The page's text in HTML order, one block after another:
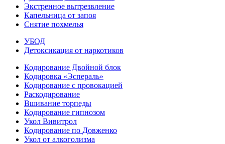
Экстренное вытрезвление
Капельница от запоя
Снятие похмелья
УБОД
Детоксикация от наркотиков
Кодирование Двойной блок
Кодировка «Эспераль»
Кодирование с провокацией
Раскодирование
Вшивание торпеды
Кодирование гипнозом
Укол Вивитрол
Кодирование по Довженко
Укол от алкоголизма